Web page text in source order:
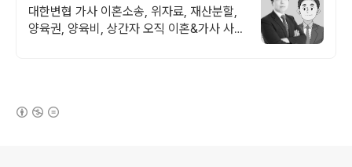
간 비밀상담
대한변협 가사 이혼소송, 위자료, 재산분할,
양육권, 양육비, 상간자 오직 이혼&가사 사건